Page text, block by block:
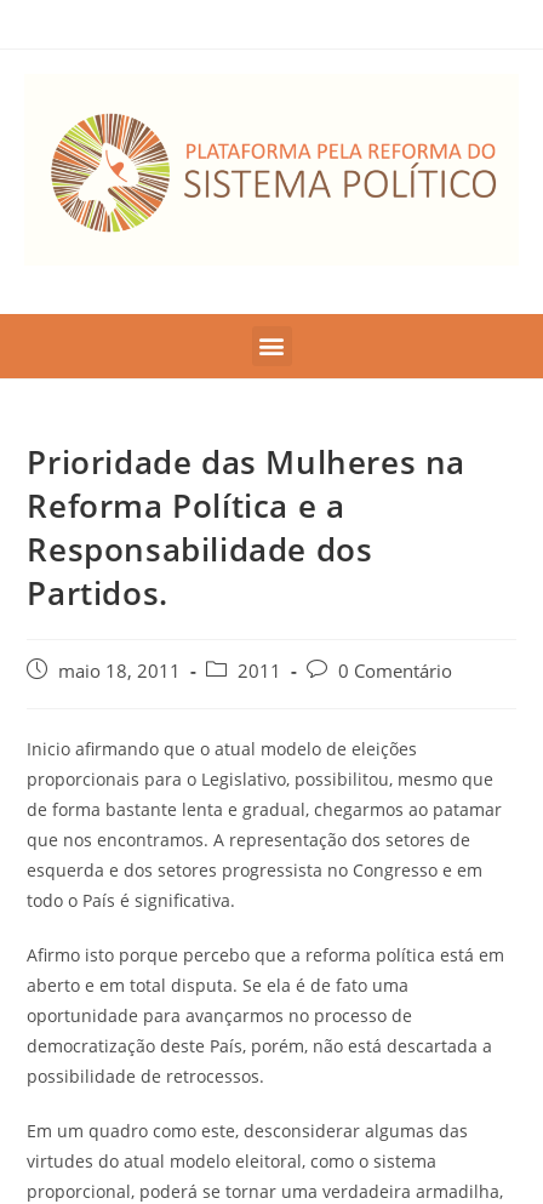
Prioridade das Mulheres na
Reforma Política e a
Responsabilidade dos
Partidos.
maio 18, 2011 2011 0 Comentário
Inicio afirmando que o atual modelo de eleições
proporcionais para o Legislativo, possibilitou, mesmo que
de forma bastante lenta e gradual, chegarmos ao patamar
que nos encontramos. A representação dos setores de
esquerda e dos setores progressista no Congresso e em
todo o País é significativa.
Afirmo isto porque percebo que a reforma política está em
aberto e em total disputa. Se ela é de fato uma
oportunidade para avançarmos no processo de
democratização deste País, porém, não está descartada a
possibilidade de retrocessos.
Em um quadro como este, desconsiderar algumas das
virtudes do atual modelo eleitoral, como o sistema
proporcional, poderá se tornar uma verdadeira armadilha,